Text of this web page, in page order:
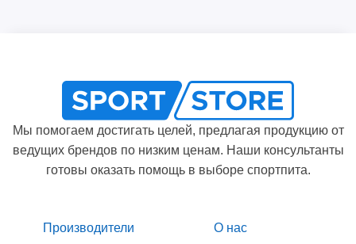
Мы помогаем достигать целей, предлагая продукцию от
ведущих брендов по низким ценам. Наши консультанты
готовы оказать помощь в выборе спортпита.
Производители О нас